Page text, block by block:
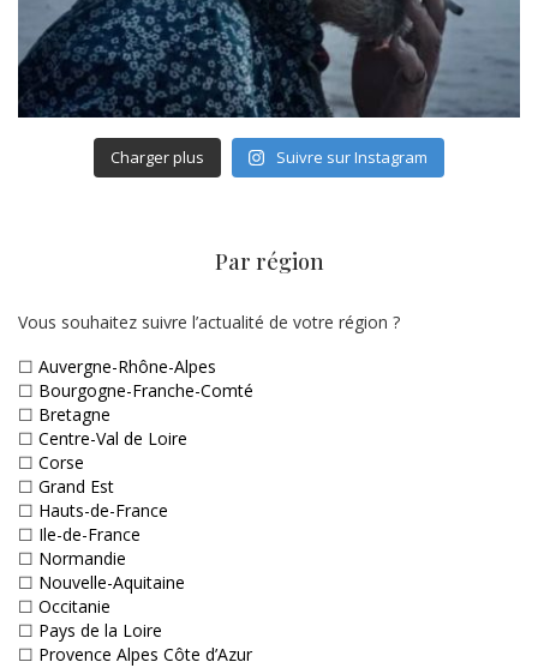
Charger plus Suivre sur Instagram
Par région
Vous souhaitez suivre l’actualité de votre région ?
☐ Auvergne-Rhône-Alpes
☐ Bourgogne-Franche-Comté
☐ Bretagne
☐ Centre-Val de Loire
☐ Corse
☐ Grand Est
☐ Hauts-de-France
☐ Ile-de-France
☐ Normandie
☐ Nouvelle-Aquitaine
☐ Occitanie
☐ Pays de la Loire
☐ Provence Alpes Côte d’Azur